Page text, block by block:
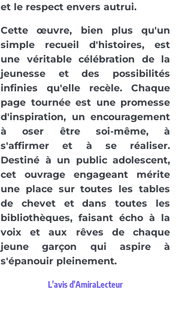
et le respect envers autrui.
Cette œuvre, bien plus qu'un
simple recueil d'histoires, est
une véritable célébration de la
jeunesse et des possibilités
infinies qu'elle recèle. Chaque
page tournée est une promesse
d'inspiration, un encouragement
à oser être soi-même, à
s'affirmer et à se réaliser.
Destiné à un public adolescent,
cet ouvrage engageant mérite
une place sur toutes les tables
de chevet et dans toutes les
bibliothèques, faisant écho à la
voix et aux rêves de chaque
jeune garçon qui aspire à
s'épanouir pleinement.
L'avis d'AmiraLecteur